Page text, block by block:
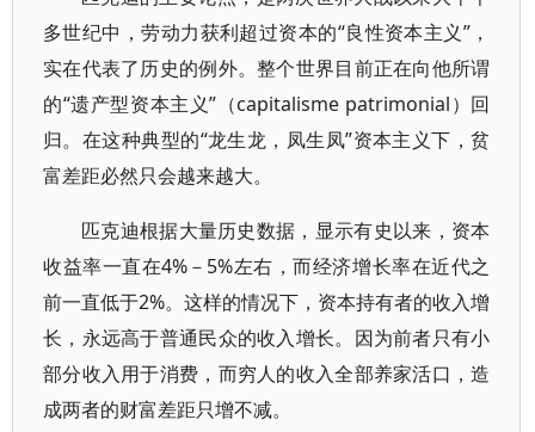
多世纪中，劳动力获利超过资本的“良性资本主义”，
实在代表了历史的例外。整个世界目前正在向他所谓
的“遗产型资本主义”（capitalisme patrimonial）回
归。在这种典型的“龙生龙，凤生凤”资本主义下，贫
富差距必然只会越来越大。
匹克迪根据大量历史数据，显示有史以来，资本
收益率一直在4%－5%左右，而经济增长率在近代之
前一直低于2%。这样的情况下，资本持有者的收入增
长，永远高于普通民众的收入增长。因为前者只有小
部分收入用于消费，而穷人的收入全部养家活口，造
成两者的财富差距只增不减。